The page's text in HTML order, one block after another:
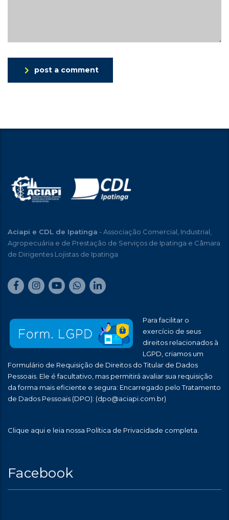
post a comment
Aciapi e CDL de Ipatinga - Associação Comercial, Industrial,
Agropecuária e de Prestação de Serviços de Ipatinga e Câmara
de Dirigentes Lojistas de Ipatinga
Para facilitar o
exercício de seus
direitos relacionados à
LGPD, criamos um
Formulário de Requisição de Direitos do Titular de Dados
Pessoais. Ele é facultativo, mas permitirá avaliar sua requisição
da forma mais eficiente e segura: Encarregado pelo Tratamento
de Dados Pessoais (DPO): (dpo@aciapi.com.br)
Clique aqui e leia nossa Política de Privacidade completa.
Facebook